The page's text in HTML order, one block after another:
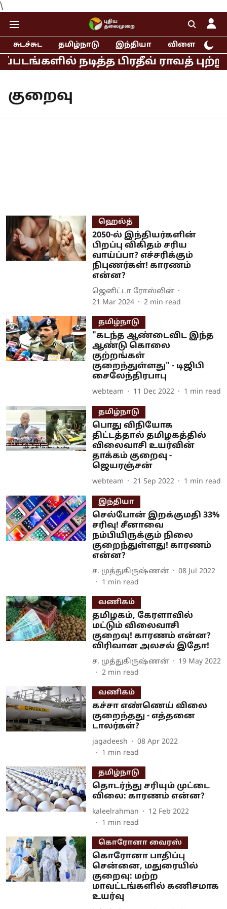
\
சுடச்சுட தமிழ்நாடு இந்தியா விளையாட்டு
நடித்த பிரதீவ் ராவத்
குறைவு
ஹெல்த்
2050-ல் இந்தியர்களின்
பிறப்பு விகிதம் சரிய
வாய்ப்பா? எச்சரிக்கும்
நிபுணர்கள்! காரணம்
என்ன?
ஜெனிட்டா ரோஸ்லின்
21 Mar 2024
2 min read
தமிழ்நாடு
"கடந்த ஆண்டைவிட இந்த
ஆண்டு கொலை
குற்றங்கள்
குறைந்துள்ளது" - டிஜிபி
சைலேந்திரபாபு
webteam 11 Dec 2022 1 min read
தமிழ்நாடு
பொது விநியோக
திட்டத்தால் தமிழகத்தில்
விலைவாசி உயர்வின்
தாக்கம் குறைவு -
ஜெயரஞ்சன்
webteam 21 Sep 2022 1 min read
இந்தியா
செல்போன் இறக்குமதி 33%
சரிவு! சீனாவை
நம்பியிருக்கும் நிலை
குறைந்துள்ளது! காரணம்
என்ன?
ச. முத்துகிருஷ்ணன்
08 Jul 2022
1 min read
வணிகம்
தமிழகம், கேரளாவில்
மட்டும் விலைவாசி
குறைவு! காரணம் என்ன?
விரிவான அலசல் இதோ!
ச. முத்துகிருஷ்ணன்
19 May 2022
2 min read
வணிகம்
கச்சா எண்ணெய் விலை
குறைந்தது - எத்தனை
டாலர்கள்?
jagadeesh
08 Apr 2022
1 min read
தமிழ்நாடு
தொடர்ந்து சரியும் முட்டை
விலை: காரணம் என்ன?
kaleelrahman
12 Feb 2022
1 min read
கொரோனா வைரஸ்
கொரோனா பாதிப்பு
சென்னை, மதுரையில்
குறைவு: மற்ற
மாவட்டங்களில் கணிசமாக
உயர்வு